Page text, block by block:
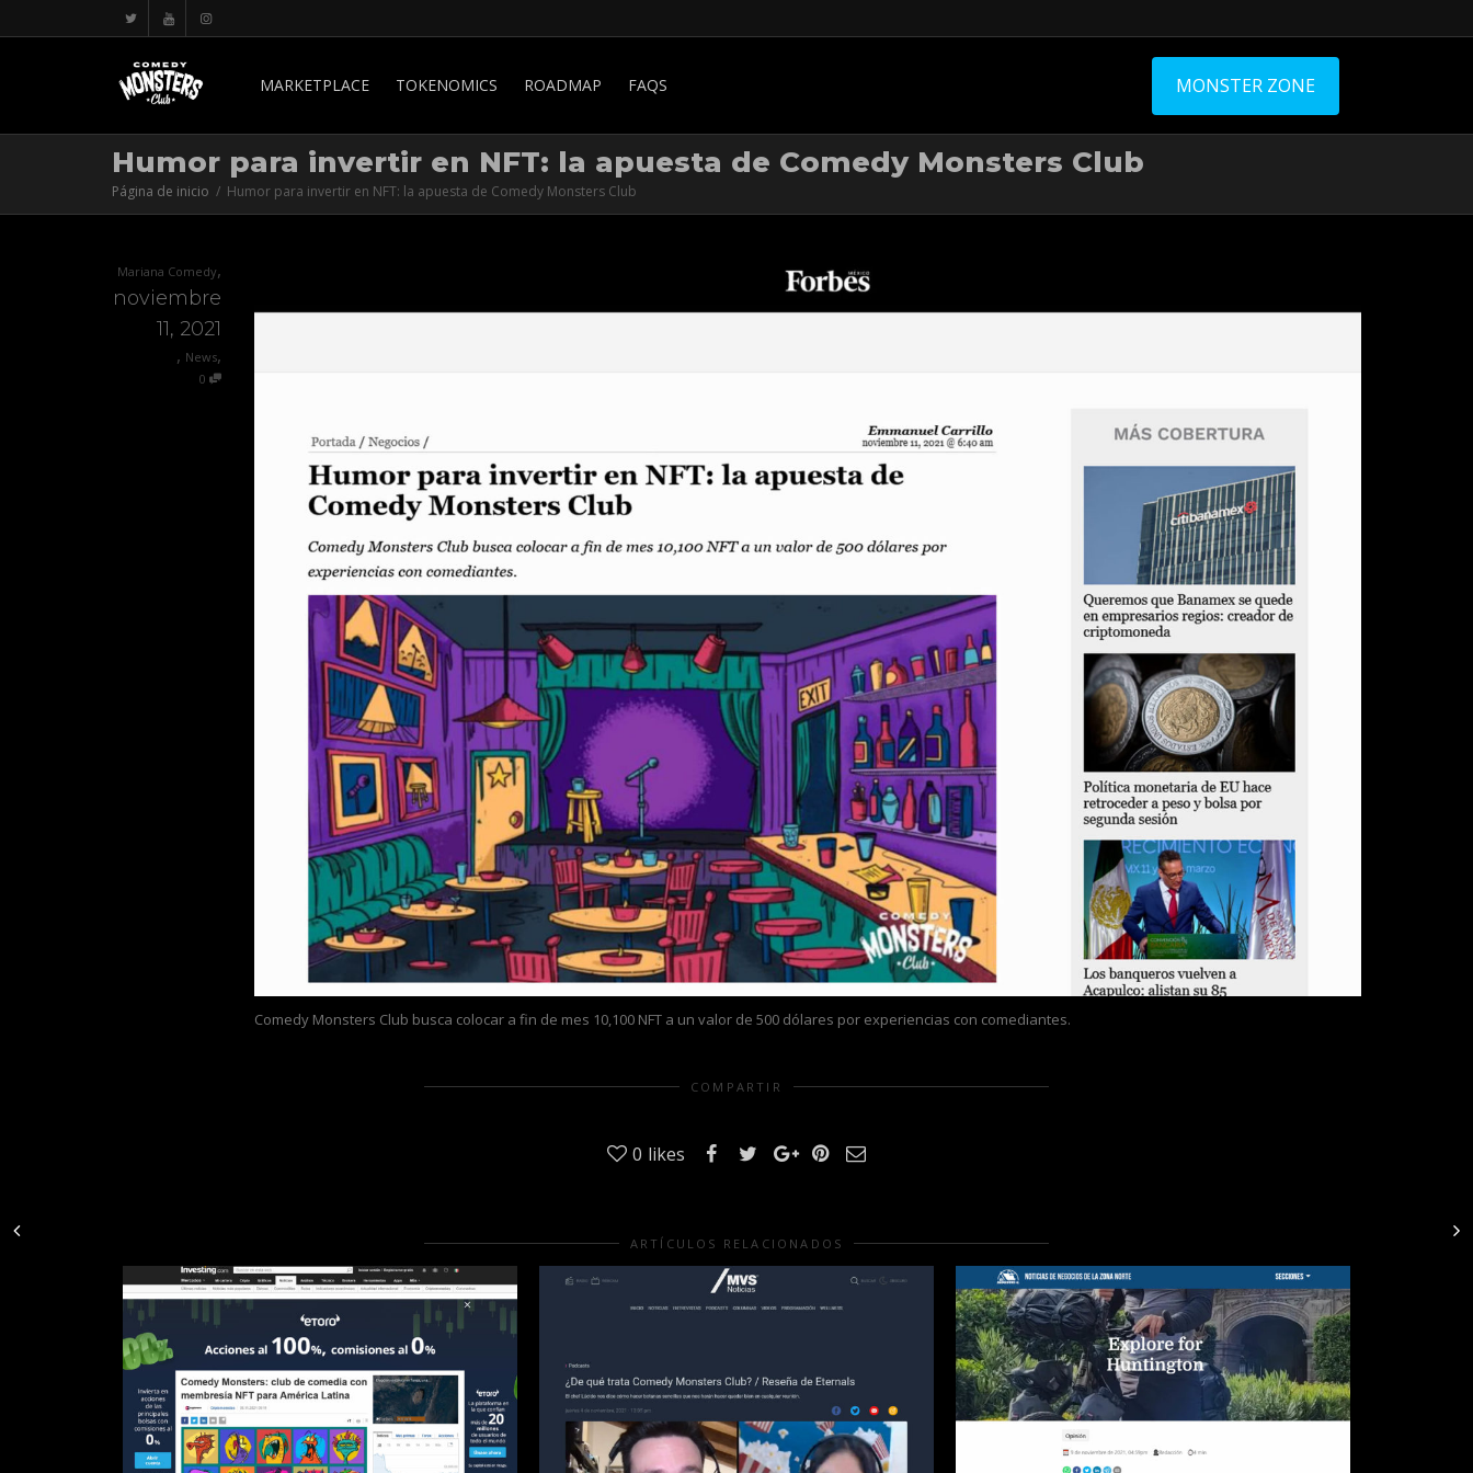
MARKETPLACE TOKENOMICS ROADMAP FAQS MONSTER ZONE
Humor para invertir en NFT: la apuesta de Comedy Monsters Club
Página de inicio Humor para invertir en NFT: la apuesta de Comedy Monsters Club
Mariana Comedy,
noviembre
11, 2021
, News,
0
Comedy Monsters Club busca colocar a fin de mes 10,100 NFT a un valor de 500 dólares por experiencias con comediantes.
COMPARTIR
0 likes
ARTÍCULOS RELACIONADOS